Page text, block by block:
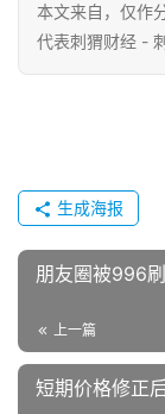
本文来自 ，仅作
代表刺猬财经 -
生成海报
朋友圈被996
上一篇
短期价格修正